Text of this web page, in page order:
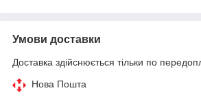
Умови доставки
Доставка здійснюється тільки по
Нова Пошта